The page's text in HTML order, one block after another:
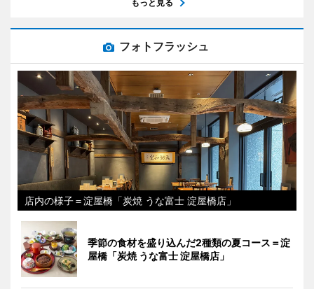
もっと見る
フォトフラッシュ
店内の様子＝淀屋橋「炭焼 うな富士 淀屋橋店」
季節の食材を盛り込んだ2種類の夏コース＝淀
屋橋「炭焼 うな富士 淀屋橋店」